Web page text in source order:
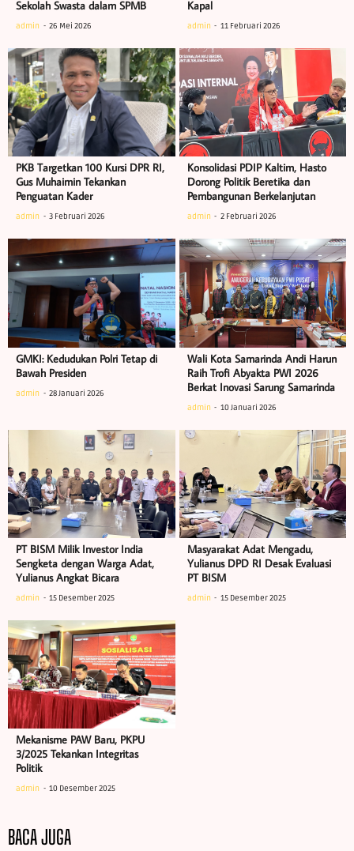
Sekolah Swasta dalam SPMB
admin 26 Mei 2026
Kapal
admin 11 Februari 2026
PKB Targetkan 100 Kursi DPR RI,
Gus Muhaimin Tekankan
Penguatan Kader
admin 3 Februari 2026
Konsolidasi PDIP Kaltim, Hasto
Dorong Politik Beretika dan
Pembangunan Berkelanjutan
admin 2 Februari 2026
GMKI: Kedudukan Polri Tetap di
Bawah Presiden
admin 28 Januari 2026
Wali Kota Samarinda Andi Harun
Raih Trofi Abyakta PWI 2026
Berkat Inovasi Sarung Samarinda
admin 10 Januari 2026
PT BISM Milik Investor India
Sengketa dengan Warga Adat,
Yulianus Angkat Bicara
admin 15 Desember 2025
Masyarakat Adat Mengadu,
Yulianus DPD RI Desak Evaluasi
PT BISM
admin 15 Desember 2025
Mekanisme PAW Baru, PKPU
3/2025 Tekankan Integritas
Politik
admin 10 Desember 2025
BACA JUGA